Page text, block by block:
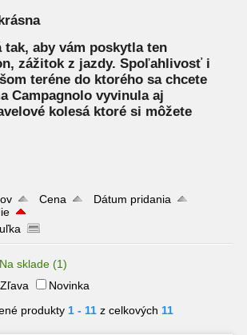
tak, aby vám poskytla ten
zážitok z jazdy. Spoľahlivosť i
teréne do ktorého sa chcete
Campagnolo vyvinula aj
kolesá ktoré si môžete
Cena
Dátum pridania
Na sklade (1)
Zľava
Novinka
produkty 1 - 11 z celkových 11